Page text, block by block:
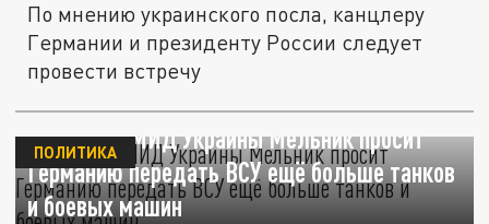
По мнению украинского посла, канцлеру
Германии и президенту России следует
провести встречу
Замглавы МИД Украины Мельник просит
Германию передать ВСУ ещё больше танков
и боевых машин
ПОЛИТИКА